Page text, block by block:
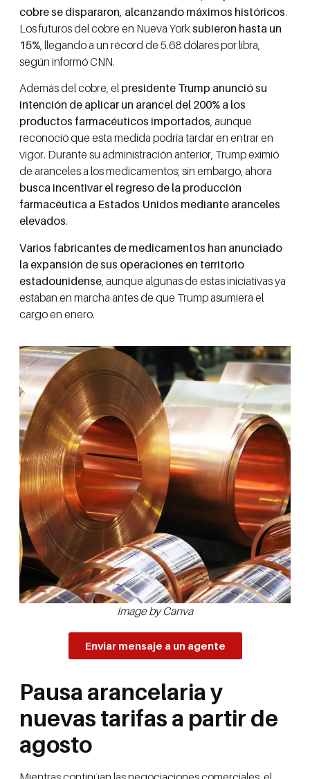
cobre se dispararon, alcanzando máximos históricos.
Los futuros del cobre en Nueva Yorksubieron hasta un
15% , llegando a un récord de 5.68 dólares por libra,
según informó CNN.
Además del cobre, el presidente Trump anunció su
intención de aplicar un arancel del 200% a los
productos farmacéuticos importados, aunque
reconoció que esta medida podría tardar en entrar en
vigor. Durante su administración anterior, Trump eximió
de aranceles a los medicamentos; sin embargo, ahora
busca incentivar el regreso de la producción
farmacéutica a Estados Unidos mediante aranceles
elevados.
Varios fabricantes de medicamentos han anunciado
la expansión de sus operaciones en territorio
estadounidense , aunque algunas de estas iniciativas ya
estaban en marcha antes de que Trump asumiera el
cargo en enero.
Image by Canva
Enviar mensaje a un agente
Pausa arancelaria y
nuevas tarifas a partir de
agosto